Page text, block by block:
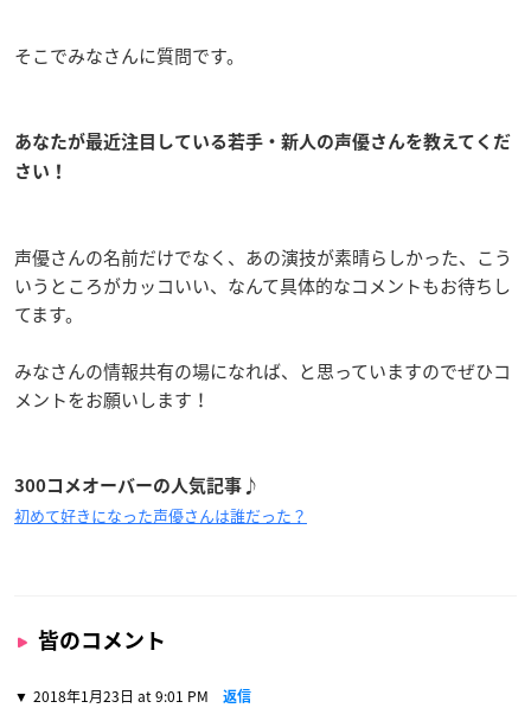
そこでみなさんに質問です。
あなたが最近注目している若手・新人の声優さんを教えてくだ
さい！
声優さんの名前だけでなく、あの演技が素晴らしかった、こう
いうところがカッコいい、なんて具体的なコメントもお待ちし
てます。
みなさんの情報共有の場になれば、と思っていますのでぜひコ
メントをお願いします！
300コメオーバーの人気記事♪
初めて好きになった声優さんは誰だった？
皆のコメント
2018年1月23日 at 9:01 PM 返信